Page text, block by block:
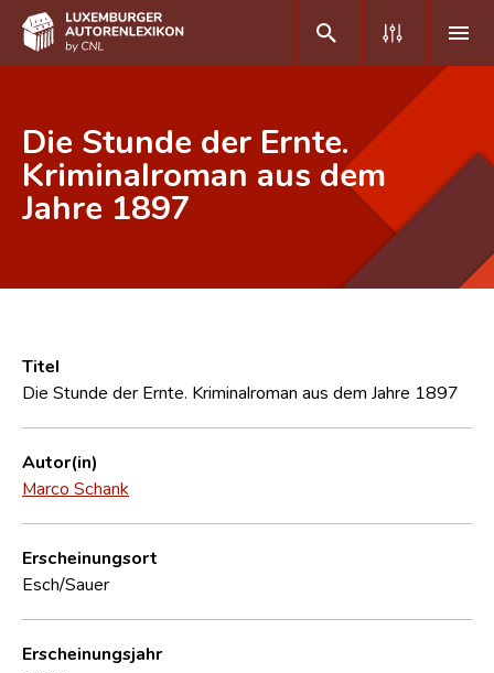
DE FR
Home
Erweiterte Suche
CNL
Forschungsgruppe
Kontakt
Die Stunde der Ernte.
Kriminalroman aus dem
Jahre 1897
Titel
Die Stunde der Ernte. Kriminalroman aus dem Jahre 1897
Autor(in)
Marco Schank
Erscheinungsort
Esch/Sauer
Erscheinungsjahr